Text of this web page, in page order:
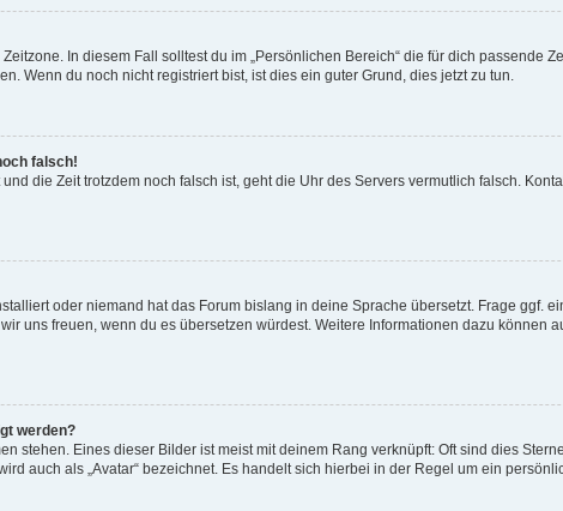
In diesem Fall solltest du im „Persönlichen Bereich“ die für dich passende
Wenn du noch nicht registriert bist, ist dies ein guter Grund, dies jetzt zu tun.
falsch!
die Zeit trotzdem noch falsch ist, geht die Uhr des Servers vermutlich falsch.
oder niemand hat das Forum bislang in deine Sprache übersetzt. Frage ggf.
uns freuen, wenn du es übersetzen würdest. Weitere Informationen dazu können
werden?
stehen. Eines dieser Bilder ist meist mit deinem Rang verknüpft: Oft sind dies
auch als „Avatar“ bezeichnet. Es handelt sich hierbei in der Regel um ein